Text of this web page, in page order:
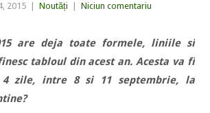
2015 Noutăți Niciun comentariu
are deja toate formele, liniile si
tabloul din acest an. Acesta va fi
zile, intre 8 si 11 septembrie, la